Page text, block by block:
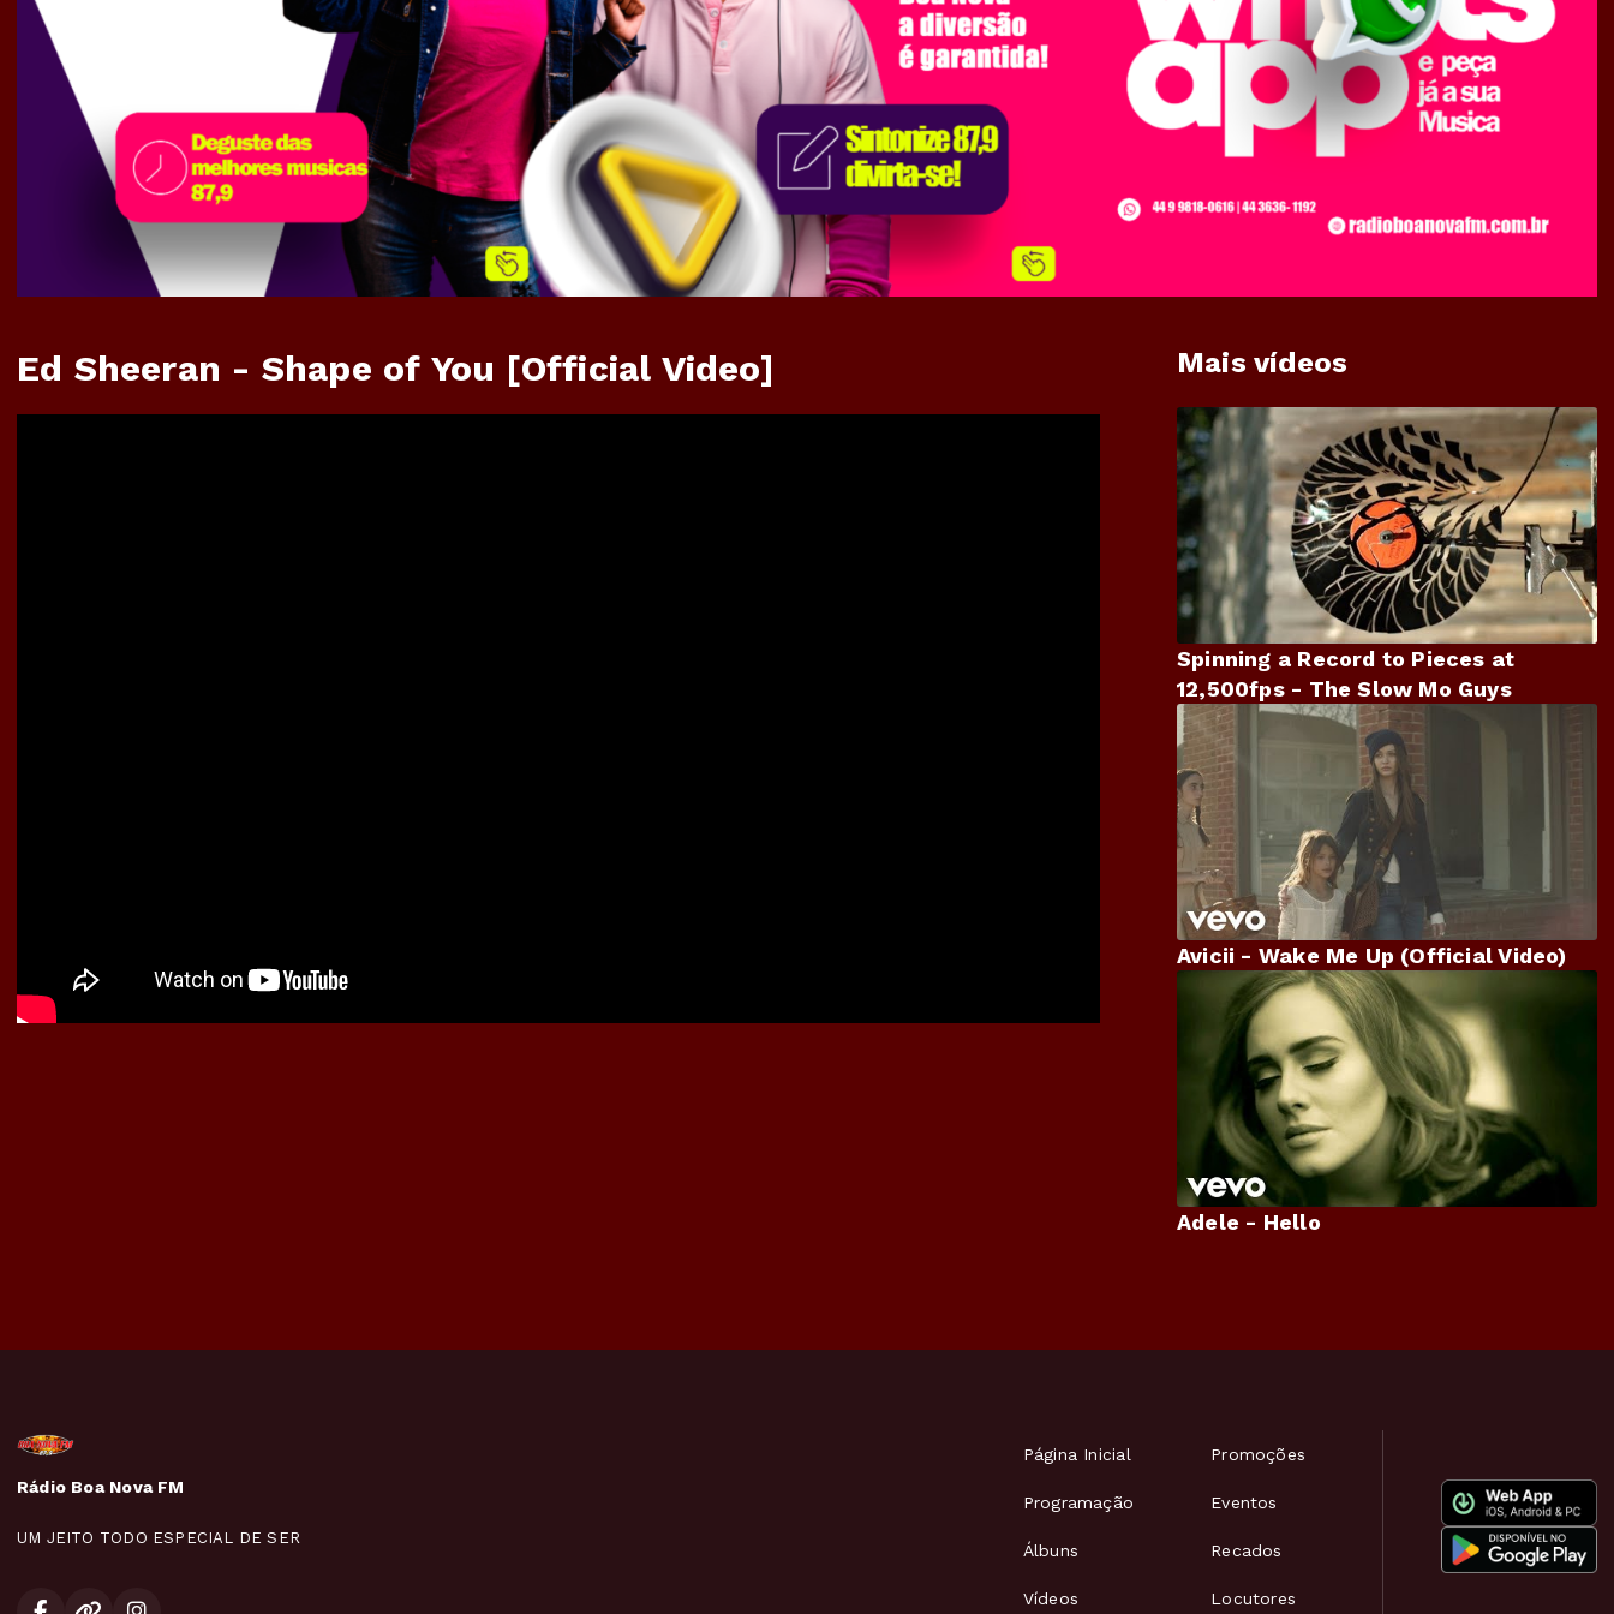
Ed Sheeran - Shape of You [Official Video] Mais vídeos
Spinning a Record to Pieces at
12,500fps - The Slow Mo Guys
Avicii - Wake Me Up (Official Video)
Adele - Hello
Rádio Boa Nova FM
UM JEITO TODO ESPECIAL DE SER
Página Inicial
Programação
Álbuns
Vídeos
Promoções
Eventos
Recados
Locutores